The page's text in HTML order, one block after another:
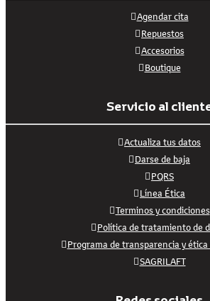
Agendar cita
Repuestos
Accesorios
Boutique
Servicio al
Actualiza tus datos
Darse de baja
PQRS
Línea Ética
Terminos y condiciones
Política de tratamiento de
Programa de transparencia y
SAGRILAFT